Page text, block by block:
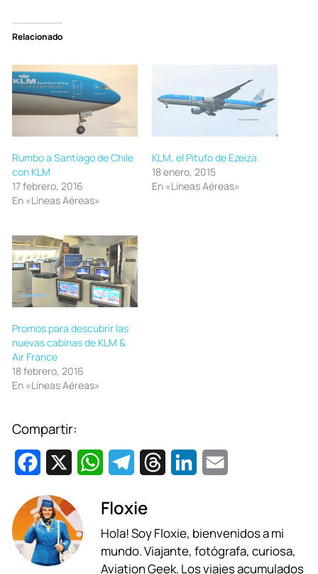
Relacionado
Rumbo a Santiago de Chile
con KLM
17 febrero, 2016
En «Líneas Aéreas»
KLM, el Pitufo de Ezeiza
18 enero, 2015
En «Líneas Aéreas»
Promos para descubrir las
nuevas cabinas de KLM &
Air France
18 febrero, 2016
En «Líneas Aéreas»
Compartir:
c
e
b
W
a
t
s
l
e
g
e
a
k
e
i
l
Floxie
Hola! Soy Floxie, bienvenidos a mi
mundo. Viajante, fotógrafa, curiosa,
Aviation Geek. Los viajes acumulados